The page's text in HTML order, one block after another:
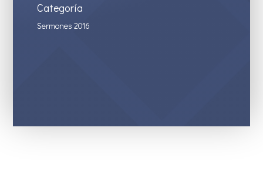
Categoría
Sermones 2016